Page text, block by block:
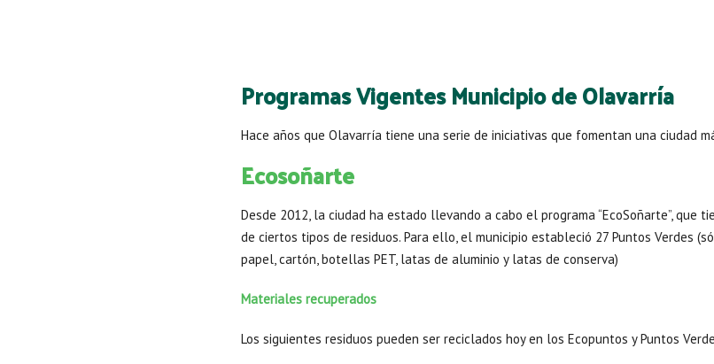
Programas VigentesMunicipio de Olavarría
Hace años que Olavarría tiene una serie de iniciativas que fomentan una ciudad
Ecosoñarte
Desde 2012, la ciudad ha estado llevando a cabo el programa “EcoSoñarte”, que
de ciertos tipos de residuos. Para ello, el municipio estableció 27 Puntos Verdes
papel, cartón, botellas PET, latas de aluminio y latas de conserva)
Materiales recuperados
Los siguientes residuos pueden ser reciclados hoy en los Ecopuntos y Puntos